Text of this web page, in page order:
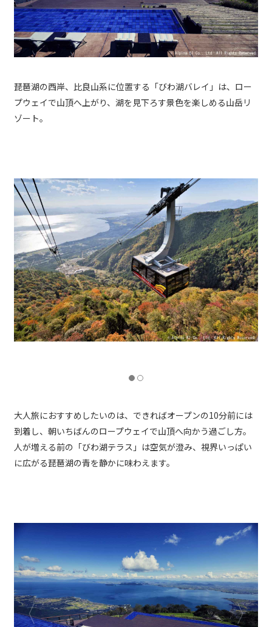
琵琶湖の西岸、比良山系に位置する「びわ湖バレイ」は、ロー
プウェイで山頂へ上がり、湖を見下ろす景色を楽しめる山岳リ
ゾート。
大人旅におすすめしたいのは、できればオープンの10分前には
到着し、朝いちばんのロープウェイで山頂へ向かう過ごし方。
人が増える前の「びわ湖テラス」は空気が澄み、視界いっぱい
に広がる琵琶湖の青を静かに味わえます。